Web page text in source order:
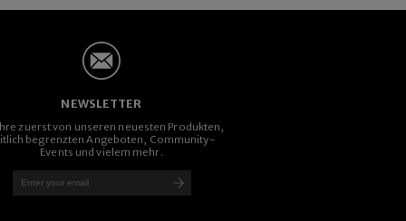
NEWSLETTER
zuerst von unseren neuesten Produkten,
begrenzten Angeboten, Community-
Events und vielem mehr.